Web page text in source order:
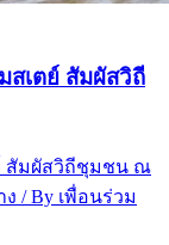
เตย์ สัมผัสวิถี
สัมผัสวิถีชุมชน ณ
/ By เพื่อนร่วม